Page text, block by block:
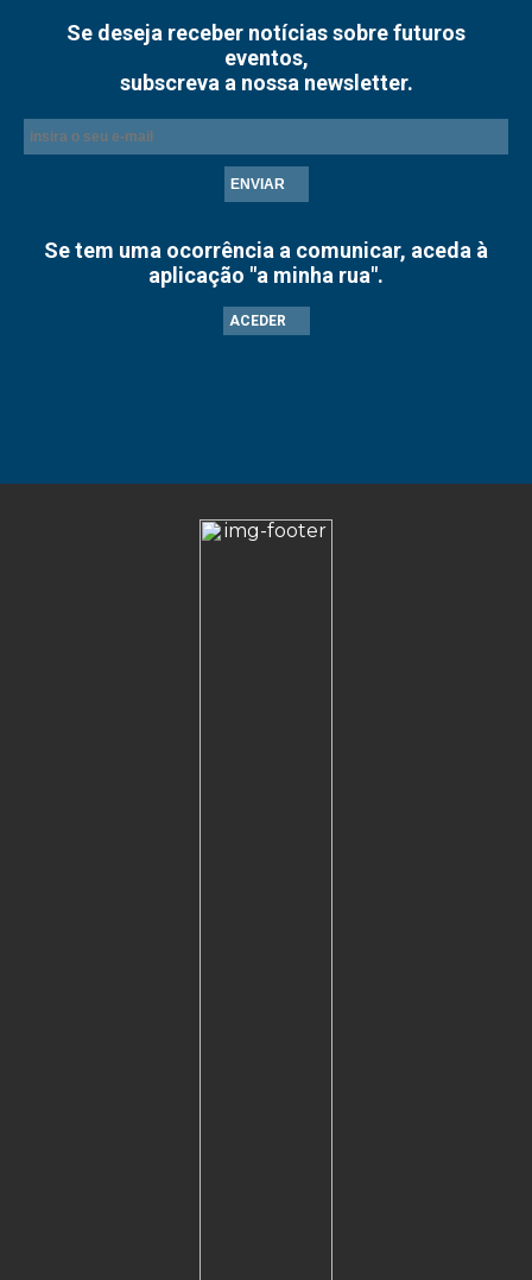
Se deseja receber notícias sobre futuros
eventos,
subscreva a nossa newsletter.
ENVIAR
Se tem uma ocorrência a comunicar, aceda à
aplicação "a minha rua".
ACEDER